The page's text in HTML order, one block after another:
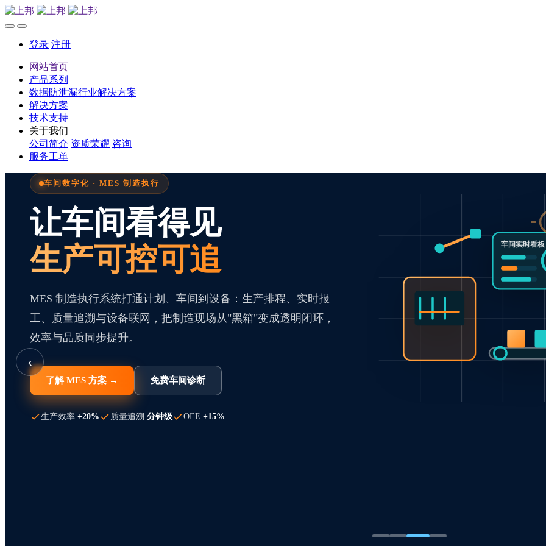
登录 注册
网站首页
产品系列
数据防泄漏行业解决方案
解决方案
技术支持
关于我们
公司简介 资质荣耀 咨询
服务工单
车间数字化 · MES 制造执行
让车间看得见
生产可控可追
MES 制造执行系统打通计划、车间到设备：生产排程、实时报
工、质量追溯与设备联网，把制造现场从"黑箱"变成透明闭环，
效率与品质同步提升。
了解 MES 方案 → 免费车间诊断
生产效率 +20% 质量追溯 分钟级 OEE +15%
车间实时看板
‹